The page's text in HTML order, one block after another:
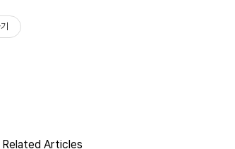
Related Articles